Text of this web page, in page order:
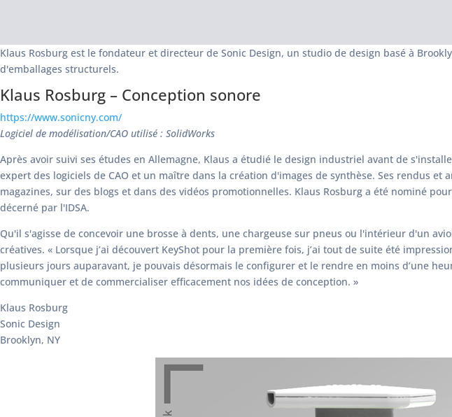
Klaus Rosburg est le fondateur et directeur de Sonic Design, un studio de design basé à
d'emballages structurels.
Klaus Rosburg – Conception sonore
https://www.sonicny.com/
Logiciel de modélisation/CAO utilisé : SolidWorks
Après avoir suivi ses études en Allemagne, Klaus a étudié le design industriel avant de
expert des logiciels de CAO et un maître dans la création d'images de synthèse. Ses rendus
magazines, sur des blogs et dans des vidéos promotionnelles. Klaus Rosburg a été nominé
décerné par l'IDSA.
Qu'il s'agisse de concevoir une brosse à dents, une chargeuse sur pneus ou l'intérieur d'un
créatives. « Lorsque j’ai découvert KeyShot pour la première fois, j’ai tout de suite été
plusieurs jours auparavant, je pouvais désormais le configurer et le rendre en moins d’une
communiquer et de commercialiser efficacement nos idées de conception. »
Klaus Rosburg
Sonic Design
Brooklyn, NY